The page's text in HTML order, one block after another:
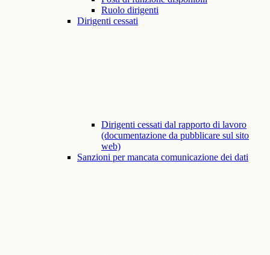
Ruolo dirigenti
Dirigenti cessati
Dirigenti cessati dal rapporto di lavoro
(documentazione da pubblicare sul sito
web)
Sanzioni per mancata comunicazione dei dati